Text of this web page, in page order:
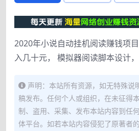
2020年小说自动挂机阅读赚钱项
入几十元， 模拟器阅读脚本设计
声明：本站所有资源，如无特殊说
稿发布。任何个人或组织，在未征得
制、盗用、采集、发布本站内容到任
体平台。如若本站内容侵犯了原著者